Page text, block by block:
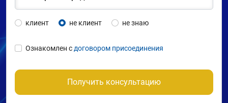
клиент не клиент не знаю
Ознакомлен с договором присоединения
Получить консультацию